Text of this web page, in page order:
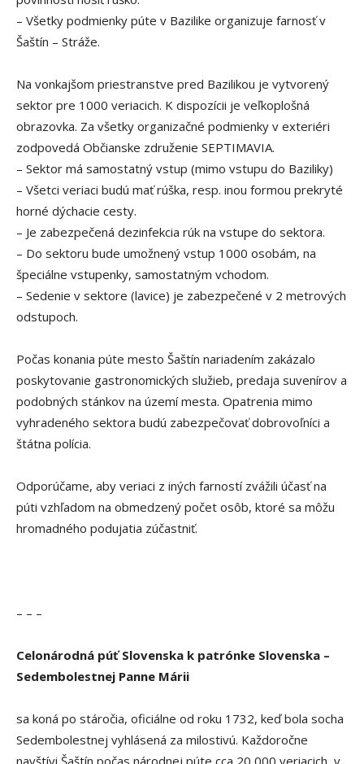
– Všetky podmienky púte v Bazilike organizuje farnosť v
Šaštín – Stráže.
Na vonkajšom priestranstve pred Bazilikou je vytvorený
sektor pre 1000 veriacich. K dispozícii je veľkoplošná
obrazovka. Za všetky organizačné podmienky v exteriéri
zodpovedá Občianske združenie SEPTIMAVIA.
– Sektor má samostatný vstup (mimo vstupu do Baziliky)
– Všetci veriaci budú mať rúška, resp. inou formou prekryté
horné dýchacie cesty.
– Je zabezpečená dezinfekcia rúk na vstupe do sektora.
– Do sektoru bude umožnený vstup 1000 osobám, na
špeciálne vstupenky, samostatným vchodom.
– Sedenie v sektore (lavice) je zabezpečené v 2 metrových
odstupoch.
Počas konania púte mesto Šaštín nariadením zakázalo
poskytovanie gastronomických služieb, predaja suvenírov a
podobných stánkov na území mesta. Opatrenia mimo
vyhradeného sektora budú zabezpečovať dobrovoľníci a
štátna polícia.
Odporúčame, aby veriaci z iných farností zvážili účasť na
púti vzhľadom na obmedzený počet osôb, ktoré sa môžu
hromadného podujatia zúčastniť.
– – –
Celonárodná púť Slovenska k patrónke Slovenska –
Sedembolestnej Panne Márii
sa koná po stáročia, oficiálne od roku 1732, keď bola socha
Sedembolestnej vyhlásená za milostivú. Každoročne